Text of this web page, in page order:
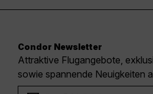
Condor Newsletter
Attraktive Flugangebote,
sowie spannende Neuigkeiten